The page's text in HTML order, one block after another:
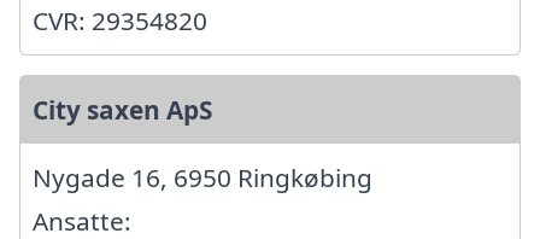
CVR: 29354820
City saxen ApS
Nygade 16, 6950 Ringkøbing
Ansatte: